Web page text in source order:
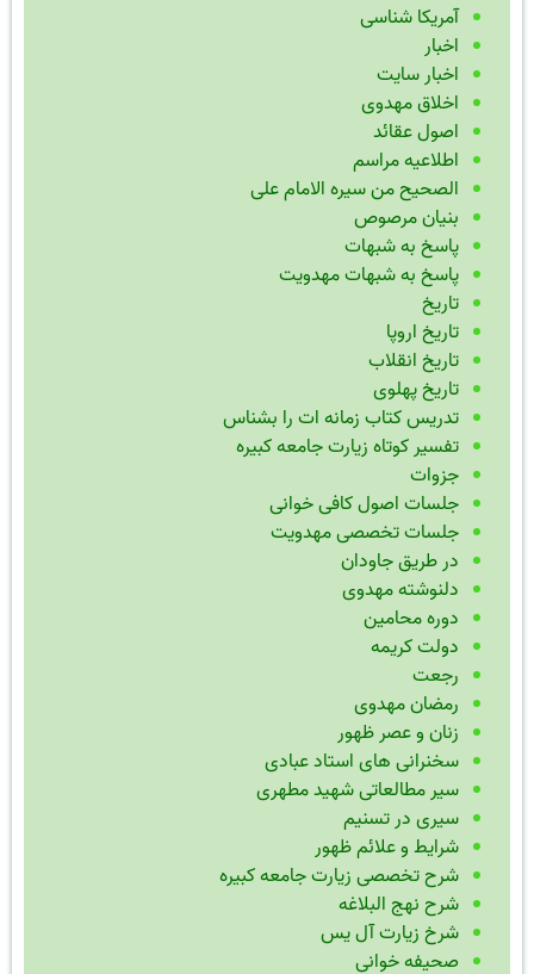
آمریکا شناسی
اخبار
اخبار سایت
اخلاق مهدوی
اصول عقائد
اطلاعیه مراسم
الصحیح من سیره الامام علی
بنیان مرصوص
پاسخ به شبهات
پاسخ به شبهات مهدویت
تاریخ
تاریخ اروپا
تاریخ انقلاب
تاریخ پهلوی
تدریس کتاب زمانه ات را بشناس
تفسیر کوتاه زیارت جامعه کبیره
جزوات
جلسات اصول کافی خوانی
جلسات تخصصی مهدویت
در طریق جاودان
دلنوشته مهدوی
دوره محامین
دولت کریمه
رجعت
رمضان مهدوی
زنان و عصر ظهور
سخنرانی های استاد عبادی
سیر مطالعاتی شهید مطهری
سیری در تسنیم
شرایط و علائم ظهور
شرح تخصصی زیارت جامعه کبیره
شرح نهج البلاغه
شرخ زیارت آل یس
صحیفه خوانی